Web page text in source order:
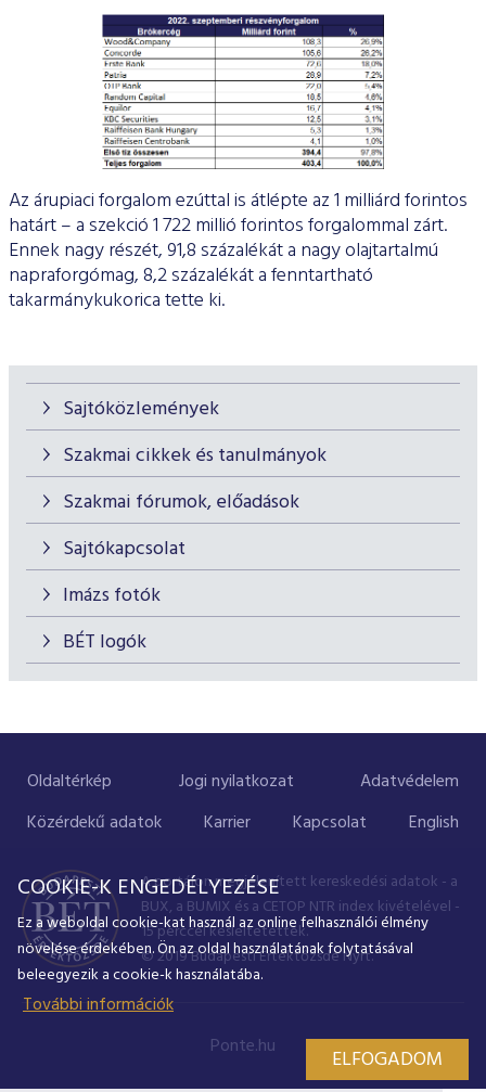
Sajtóközlemények
Szakmai cikkek és tanulmányok
Szakmai fórumok, előadások
Sajtókapcsolat
Imázs fotók
BÉT logók
Az árupiaci forgalom ezúttal is átlépte az 1 milliárd forintos
határt – a szekció 1 722 millió forintos forgalommal zárt.
Ennek nagy részét, 91,8 százalékát a nagy olajtartalmú
napraforgómag, 8,2 százalékát a fenntartható
takarmánykukorica tette ki.
Oldaltérkép Jogi nyilatkozat
Adatvédelem
Közérdekű adatok
Karrier Kapcsolat English
A portálon megjelenített kereskedési adatok - a
BUX, a BUMIX és a CETOP NTR index kivételével -
15 perccel késleltetettek.
© 2019 Budapesti Értéktőzsde Nyrt.
Ponte.hu
COOKIE-K ENGEDÉLYEZÉSE
Ez a weboldal cookie-kat használ az online felhasználói élmény
növelése érdekében. Ön az oldal használatának folytatásával
beleegyezik a cookie-k használatába.
További információk
ELFOGADOM